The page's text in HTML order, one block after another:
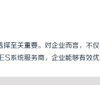
至关重要。对企业而言，不
系统服务商，企业能够有效